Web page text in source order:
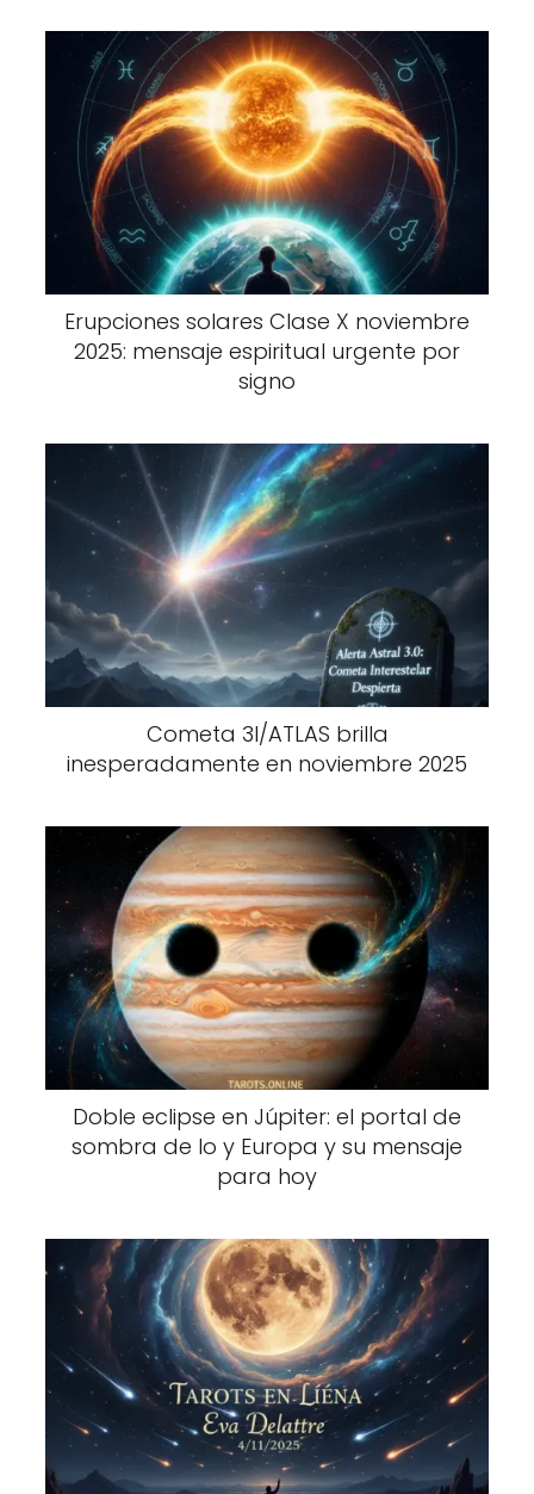
Erupciones solares Clase X noviembre
2025: mensaje espiritual urgente por
signo
Cometa 3I/ATLAS brilla
inesperadamente en noviembre 2025
Doble eclipse en Júpiter: el portal de
sombra de Io y Europa y su mensaje
para hoy